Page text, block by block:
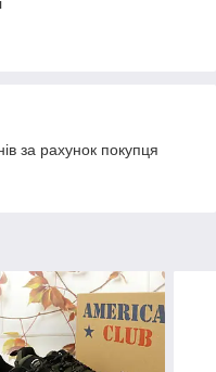
за рахунок покупця